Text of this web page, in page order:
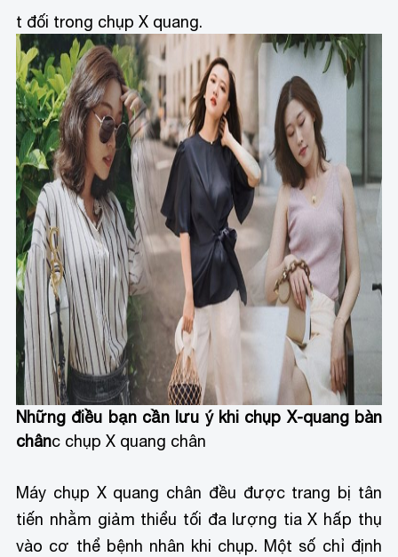
t đối trong chụp X quang.
Những điều bạn cần lưu ý khi chụp X-quang bàn
chânc chụp X quang chân
Máy chụp X quang chân đều được trang bị tân
tiến nhằm giảm thiểu tối đa lượng tia X hấp thụ
vào cơ thể bệnh nhân khi chụp. Một số chỉ định